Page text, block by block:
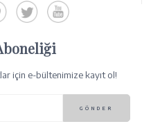
için e-bültenimize kayıt ol!